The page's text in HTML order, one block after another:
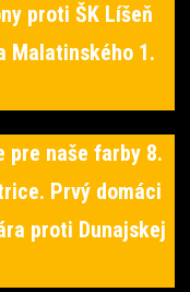
proti ŠK Líšeň
Malatinského 1.
naše farby 8.
Prvý domáci
proti Dunajskej